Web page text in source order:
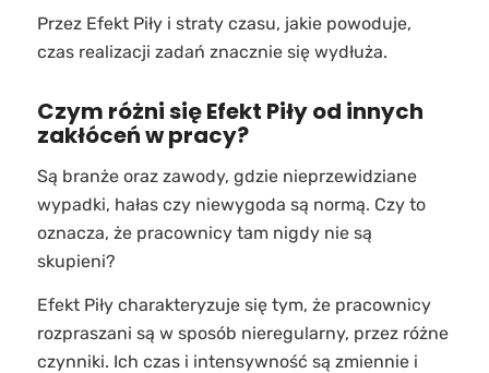
Przez Efekt Piły i straty czasu, jakie powoduje,
czas realizacji zadań znacznie się wydłuża.
Czym różni się Efekt Piły od innych
zakłóceń w pracy?
Są branże oraz zawody, gdzie nieprzewidziane
wypadki, hałas czy niewygoda są normą. Czy to
oznacza, że pracownicy tam nigdy nie są
skupieni?
Efekt Piły charakteryzuje się tym, że pracownicy
rozpraszani są w sposób nieregularny, przez różne
czynniki. Ich czas i intensywność są zmiennie i